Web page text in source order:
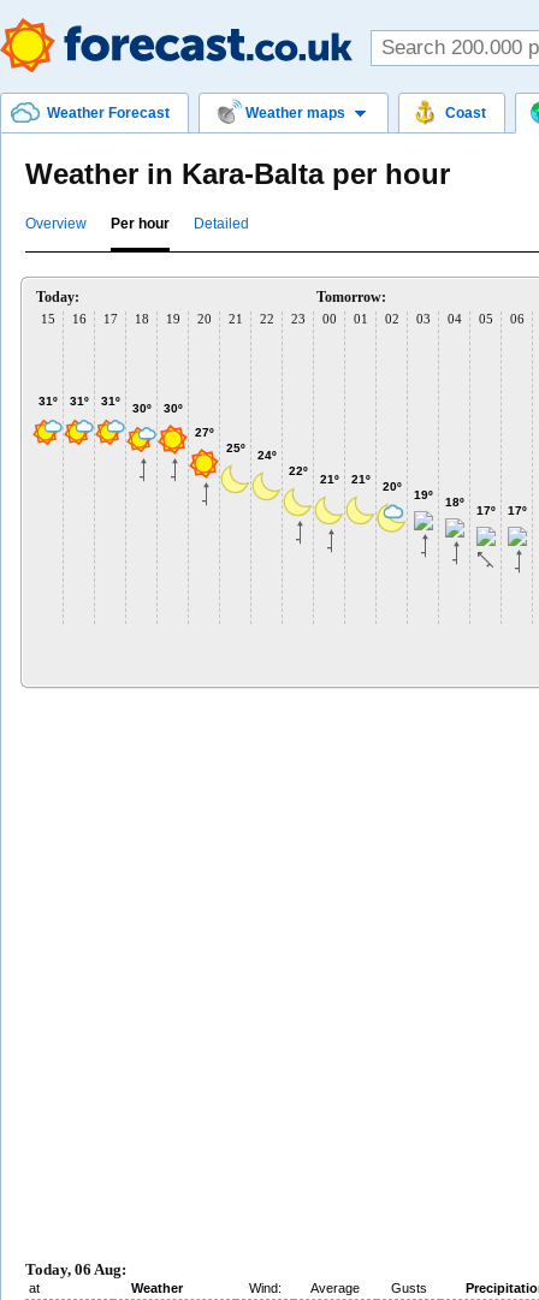
Weather Forecast Weather maps Coast
Weather in Kara-Balta per hour
Overview Per hour Detailed
Today:
15
31º
16
31º
17
31º
18
30º
19
30º
20
27º
21
25º
22
24º
23
22º
Tomorrow:
00
21º
01
21º
02
20º
03
19º
04
18º
05
17º
06
17º
Today, 06 Aug:
at Weather Wind: Average Gusts